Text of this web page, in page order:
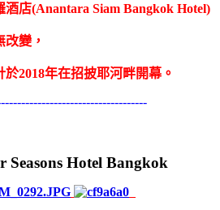
店(Anantara Siam Bangkok Hotel)
變，
2018年在招披耶河畔開幕。
Seasons Hotel Bangkok